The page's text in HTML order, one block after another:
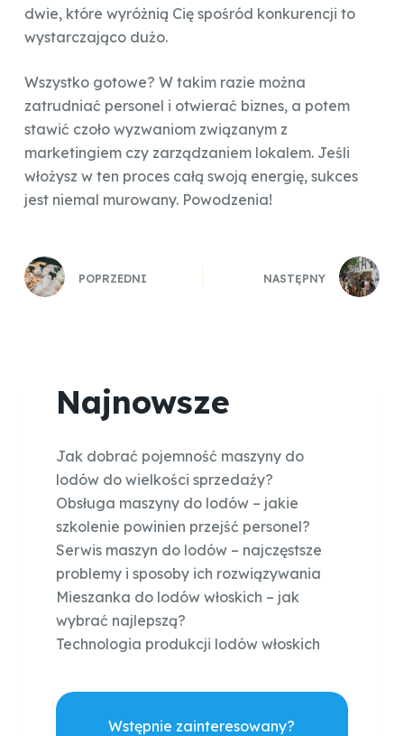
dwie, które wyróżnią Cię spośród konkurencji to
wystarczająco dużo.
Wszystko gotowe? W takim razie można
zatrudniać personel i otwierać biznes, a potem
stawić czoło wyzwaniom związanym z
marketingiem czy zarządzaniem lokalem. Jeśli
włożysz w ten proces całą swoją energię, sukces
jest niemal murowany. Powodzenia!
POPRZEDNI NASTĘPNY
Najnowsze
Jak dobrać pojemność maszyny do
lodów do wielkości sprzedaży?
Obsługa maszyny do lodów – jakie
szkolenie powinien przejść personel?
Serwis maszyn do lodów – najczęstsze
problemy i sposoby ich rozwiązywania
Mieszanka do lodów włoskich – jak
wybrać najlepszą?
Technologia produkcji lodów włoskich
Wstępnie zainteresowany?